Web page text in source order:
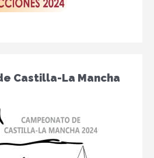
Castilla-La Mancha